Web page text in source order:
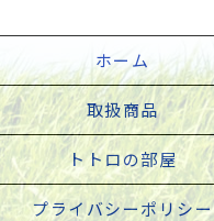
ホーム
取扱商品
トトロの部屋
プライバシーポリシー